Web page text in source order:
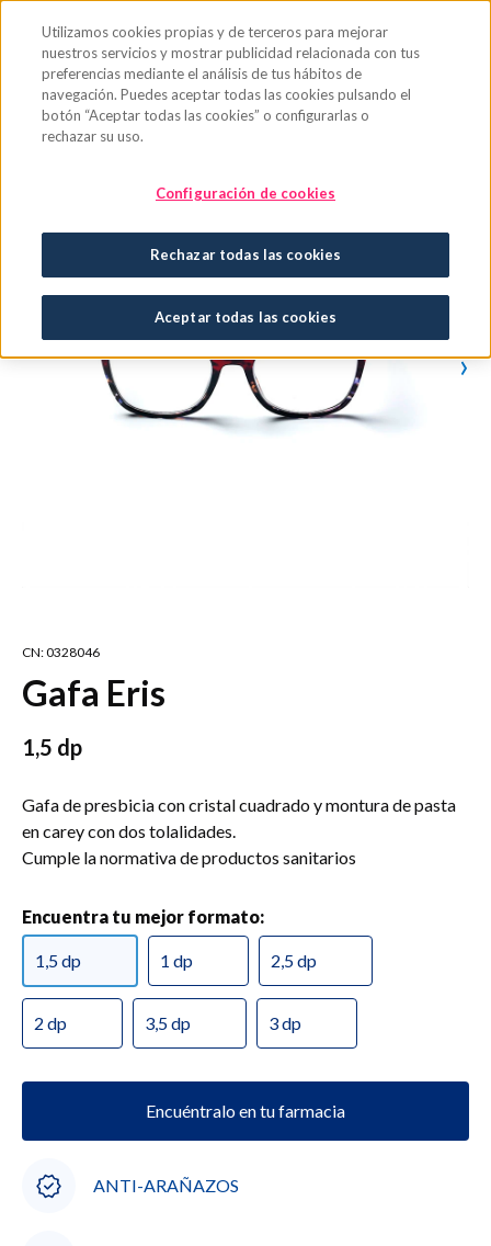
›
CN: 0328046
Gafa Eris
1,5 dp
Gafa de presbicia con cristal cuadrado y montura de pasta
en carey con dos tolalidades.
Cumple la normativa de productos sanitarios
Encuentra tu mejor formato:
1,5 dp 1 dp 2,5 dp
2 dp 3,5 dp 3 dp
Encuéntralo en tu farmacia
ANTI-ARAÑAZOS
Utilizamos cookies propias y de terceros para mejorar
nuestros servicios y mostrar publicidad relacionada con tus
preferencias mediante el análisis de tus hábitos de
navegación. Puedes aceptar todas las cookies pulsando el
botón “Aceptar todas las cookies” o configurarlas o
rechazar su uso.
Configuración de cookies
Rechazar todas las cookies
Aceptar todas las cookies